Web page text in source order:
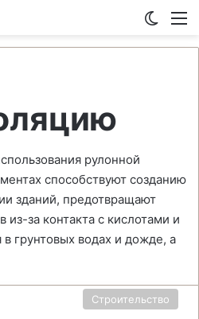
рулонной
способствуют созданию
зданий, предотвращают
за контакта с кислотами и
грунтовых водах и дожде, а
Строительство